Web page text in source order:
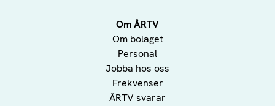
Om ÅRTV
Om bolaget
Personal
Jobba hos oss
Frekvenser
ÅRTV svarar